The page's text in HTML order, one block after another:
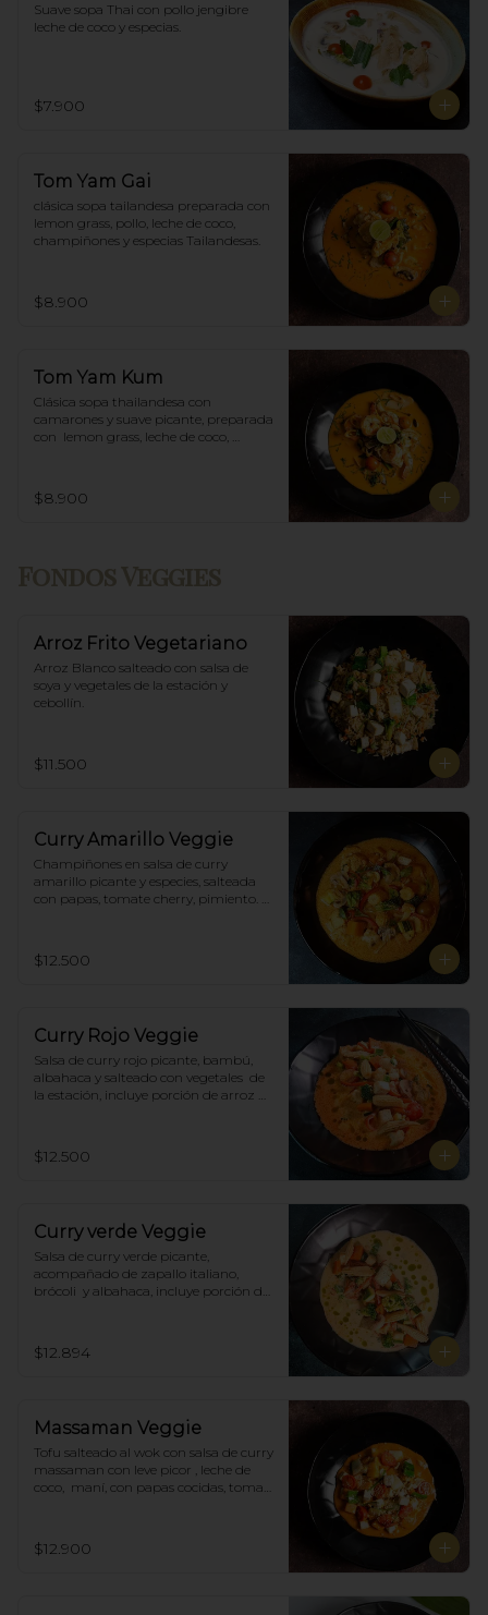
Suave sopa Thai con pollo jengibre
leche de coco y especias.
$7.900
Tom Yam Gai
clásica sopa tailandesa preparada con
lemon grass, pollo, leche de coco,
champiñones y especias Tailandesas.
$8.900
Tom Yam Kum
Clásica sopa thailandesa con
camarones y suave picante, preparada
con  lemon grass, leche de coco,
$8.900
Arroz Frito Vegetariano
Arroz Blanco salteado con salsa de
soya y vegetales de la estación y
cebollín.
$11.500
Curry Amarillo Veggie
Champiñones en salsa de curry
amarillo picante y especies, salteada
con papas, tomate cherry, pimiento.
$12.500
Curry Rojo Veggie
Salsa de curry rojo picante, bambú,
albahaca y salteado con vegetales  de
la estación, incluye porción de arroz
$12.500
Curry verde Veggie
Salsa de curry verde picante,
acompañado de zapallo italiano,
brócoli  y albahaca, incluye porción de
$12.894
Massaman Veggie
Tofu salteado al wok con salsa de curry
massaman con leve picor , leche de
coco,  maní, con papas cocidas, tomate
$12.900